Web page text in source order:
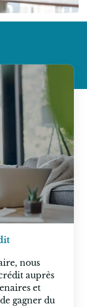
nous
auprès
et
gagner du